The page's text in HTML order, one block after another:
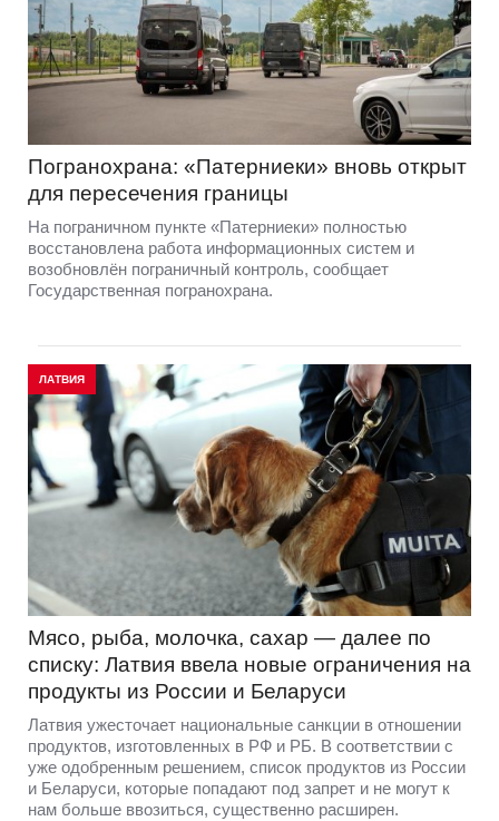
Погранохрана: «Патерниеки» вновь открыт
для пересечения границы
На пограничном пункте «Патерниеки» полностью
восстановлена работа информационных систем и
возобновлён пограничный контроль, сообщает
Государственная погранохрана.
ЛАТВИЯ
Мясо, рыба, молочка, сахар — далее по
списку: Латвия ввела новые ограничения на
продукты из России и Беларуси
Латвия ужесточает национальные санкции в отношении
продуктов, изготовленных в РФ и РБ. В соответствии с
уже одобренным решением, список продуктов из России
и Беларуси, которые попадают под запрет и не могут к
нам больше ввозиться, существенно расширен.